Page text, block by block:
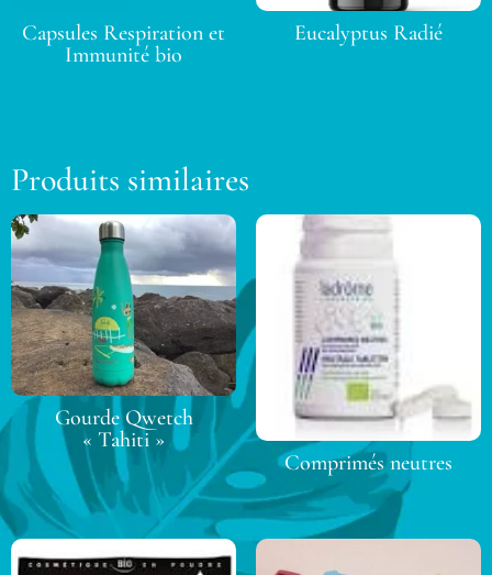
Capsules Respiration et
Immunité bio
Eucalyptus Radié
Produits similaires
Gourde Qwetch
« Tahiti »
Comprimés neutres